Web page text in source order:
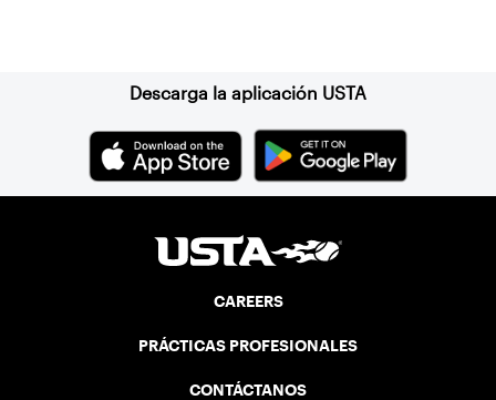
Descarga la aplicación USTA
CAREERS
PRÁCTICAS PROFESIONALES
CONTÁCTANOS